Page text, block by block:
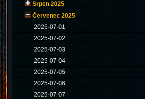
Srpen 2025
Červenec 2025
2025-07-01
2025-07-02
2025-07-03
2025-07-04
2025-07-05
2025-07-06
2025-07-07